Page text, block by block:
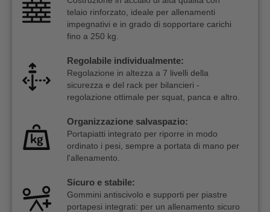
telaio rinforzato, ideale per allenamenti
impegnativi e in grado di sopportare carichi
fino a 250 kg.
Regolabile individualmente:
Regolazione in altezza a 7 livelli della
sicurezza e del rack per bilancieri -
regolazione ottimale per squat, panca e altro.
Organizzazione salvaspazio:
Portapiatti integrato per riporre in modo
ordinato i pesi, sempre a portata di mano per
l'allenamento.
Sicuro e stabile:
Gommini antiscivolo e supporti per piastre
portapesi integrati: per un allenamento sicuro